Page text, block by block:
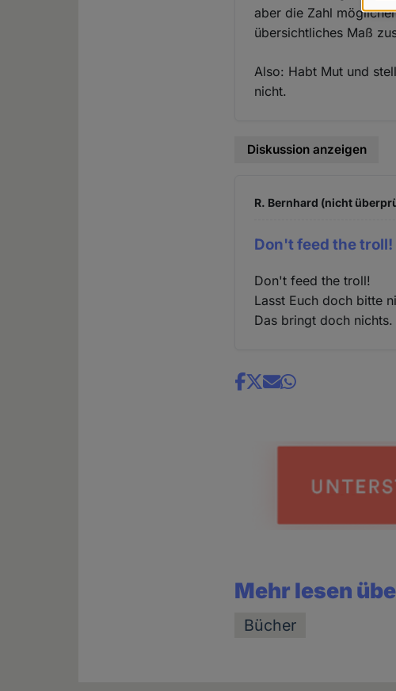
aber die Zahl
übersichtliches Maß
Also: Habt Mut und
nicht.
Diskussion anzeigen
R. Bernhard (nicht
Don't feed the troll!
Don't feed the troll!
Lasst Euch doch bitte
Das bringt doch nichts.
Share
Mehr lesen
Bücher